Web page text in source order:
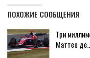
ПОХОЖИЕ СООБЩЕНИЯ
Три
Маттео